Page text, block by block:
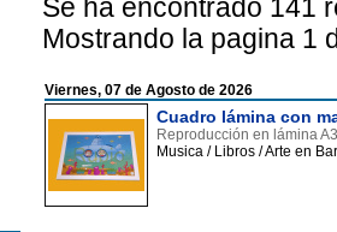
Se ha encontrado 141
Mostrando la pagina 1
Viernes, 07 de Agosto de 2026
Cuadro lámina con
Reproducción en lámina
Musica / Libros / Arte en